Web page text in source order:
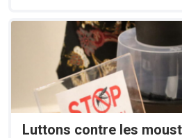
Luttons contre les